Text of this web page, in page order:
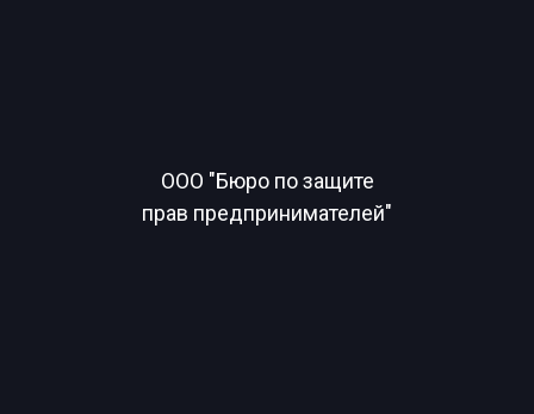
ООО "Бюро по защите
прав предпринимателей"